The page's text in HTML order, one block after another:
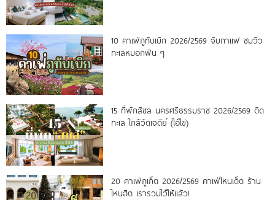
10 คาเฟ่ภูทับเบิก 2026/2569 จิบกาแฟ ชมวิว
ทะเลหมอกฟิน ๆ
15 ที่พักสิชล นครศรีธรรมราช 2026/2569 ติด
ทะเล ใกล้วัดเจดีย์ (ไอ้ไข่)
20 คาเฟ่ภูเก็ต 2026/2569 คาเฟ่ไหนเด็ด ร้าน
ไหนฮิต เรารวมไว้ให้แล้ว!